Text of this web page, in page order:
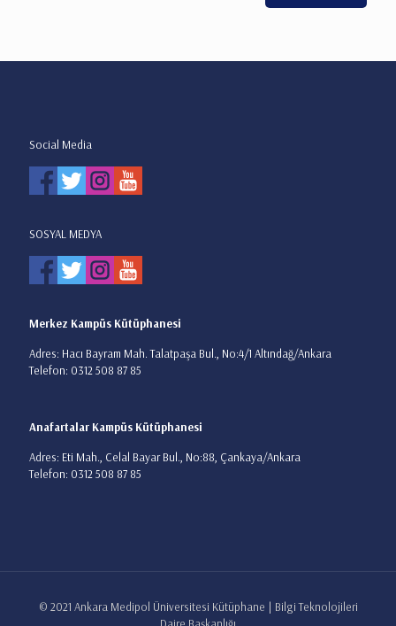
Social Media
SOSYAL MEDYA
Merkez Kampüs Kütüphanesi
Adres: Hacı Bayram Mah. Talatpaşa Bul., No:4/1 Altındağ/Ankara
Telefon: 0312 508 87 85
Anafartalar Kampüs Kütüphanesi
Adres: Eti Mah., Celal Bayar Bul., No:88, Çankaya/Ankara
Telefon: 0312 508 87 85
© 2021 Ankara Medipol Üniversitesi Kütüphane | Bilgi Teknolojileri
Daire Başkanlığı